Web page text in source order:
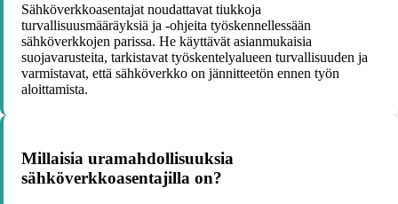
Sähköverkkoasentajat noudattavat tiukkoja
turvallisuusmääräyksiä ja -ohjeita työskennellessään
sähköverkkojen parissa. He käyttävät asianmukaisia
suojavarusteita, tarkistavat työskentelyalueen turvallisuuden ja
varmistavat, että sähköverkko on jännitteetön ennen työn
aloittamista.
Millaisia uramahdollisuuksia
sähköverkkoasentajilla on?